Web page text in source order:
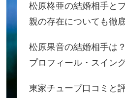
松原柊亜の結婚相手と
親の存在についても徹
松原果音の結婚相手は
プロフィール・スイン
東家チューブ口コミと